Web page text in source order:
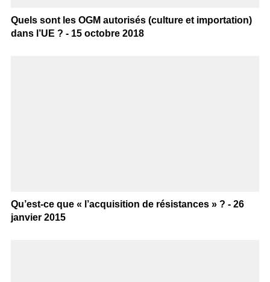
Quels sont les OGM autorisés (culture et importation)
dans l’UE ? - 15 octobre 2018
Qu’est-ce que « l’acquisition de résistances » ? - 26
janvier 2015